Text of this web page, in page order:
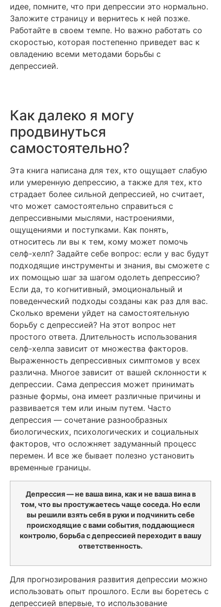
идее, помните, что при депрессии это нормально.
Заложите страницу и вернитесь к ней позже.
Работайте в своем темпе. Но важно работать со
скоростью, которая постепенно приведет вас к
овладению всеми методами борьбы с
депрессией.
Как далеко я могу
продвинуться
самостоятельно?
Эта книга написана для тех, кто ощущает слабую
или умеренную депрессию, а также для тех, кто
страдает более сильной депрессией, но считает,
что может самостоятельно справиться с
депрессивными мыслями, настроениями,
ощущениями и поступками. Как понять,
относитесь ли вы к тем, кому может помочь
селф-хелп? Задайте себе вопрос: если у вас будут
подходящие инструменты и знания, вы сможете с
их помощью шаг за шагом одолеть депрессию?
Если да, то когнитивный, эмоциональный и
поведенческий подходы созданы как раз для вас.
Сколько времени уйдет на самостоятельную
борьбу с депрессией? На этот вопрос нет
простого ответа. Длительность использования
селф-хелпа зависит от множества факторов.
Выраженность депрессивных симптомов у всех
различна. Многое зависит от вашей склонности к
депрессии. Сама депрессия может принимать
разные формы, она имеет различные причины и
развивается тем или иным путем. Часто
депрессия — сочетание разнообразных
биологических, психологических и социальных
факторов, что осложняет задуманный процесс
перемен. И все же бывает полезно установить
временные границы.
Депрессия — не ваша вина, как и не ваша вина в
том, что вы простужаетесь чаще соседа. Но если
вы решили взять себя в руки и подчинить себе
происходящие с вами события, поддающиеся
контролю, борьба с депрессией переходит в вашу
ответственность.
Для прогнозирования развития депрессии можно
использовать опыт прошлого. Если вы боретесь с
депрессией впервые, то использование